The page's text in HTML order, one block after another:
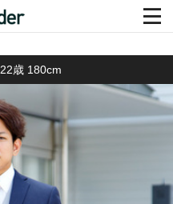

22歳 180cm